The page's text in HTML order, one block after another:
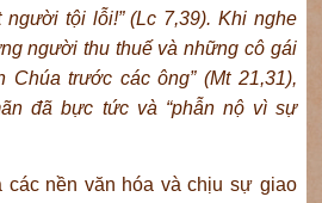
tội lỗi!” (Lc 7,39). Khi nghe
người thu thuế và những cô gái
Chúa trước các ông” (Mt 21,31),
đã bực tức và “phẫn nộ vì sự
các nền văn hóa và chịu sự giao